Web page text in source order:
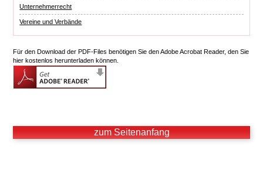
Unternehmerrecht
Vereine und Verbände
Für den Download der PDF-Files benötigen Sie den Adobe Acrobat Reader, den Sie
hier kostenlos herunterladen können.
zum Seitenanfang